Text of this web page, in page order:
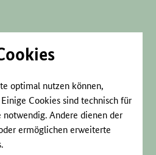
optimal nutzen können,
Cookies sind technisch für
Andere dienen der
ermöglichen erweiterte